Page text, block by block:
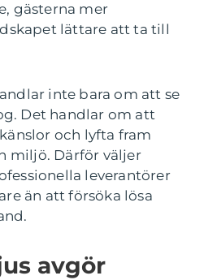
gästerna mer
lättare att ta till
inte bara om att se
Det handlar om att
och lyfta fram
miljö. Därför väljer
leverantörer
än att försöka lösa
avgör